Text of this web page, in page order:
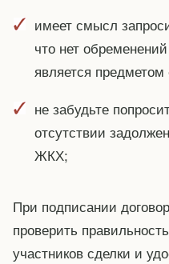
имеет смысл
что нет
является предметом
не забудьте
отсутствии
ЖКХ;
При подписании
проверить
участников сделки и